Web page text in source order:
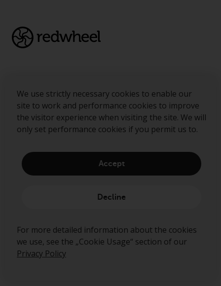
We use strictly necessary cookies to enable our
site to work and performance cookies to improve
the visitor experience when visiting the site. We will
only set performance cookies if you permit us to.
Accept
Decline
For more detailed information about the cookies
we use, see the „Cookie Usage“ section of our
Privacy Policy
Nachhaltigkeit
Über uns
Governance
Disclaimer
Security alerts